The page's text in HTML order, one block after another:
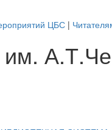
ЦБС |
им.